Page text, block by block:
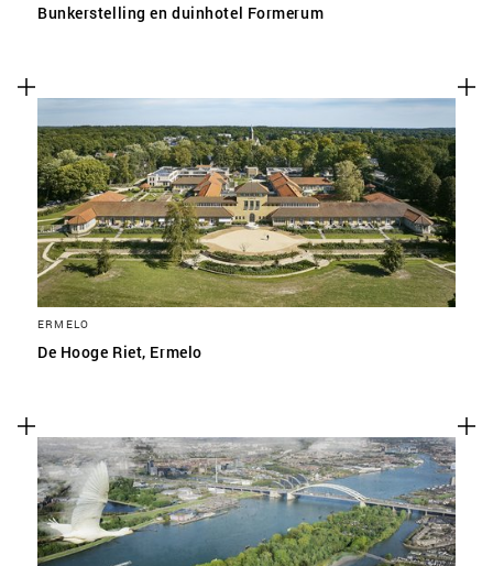
Bunkerstelling en duinhotel Formerum
ERMELO
De Hooge Riet, Ermelo